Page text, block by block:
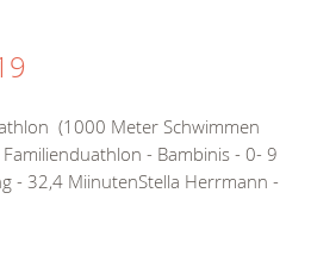
(1000 Meter Schwimmen
- Bambinis - 0- 9
- 32,4 MiinutenStella Herrmann -